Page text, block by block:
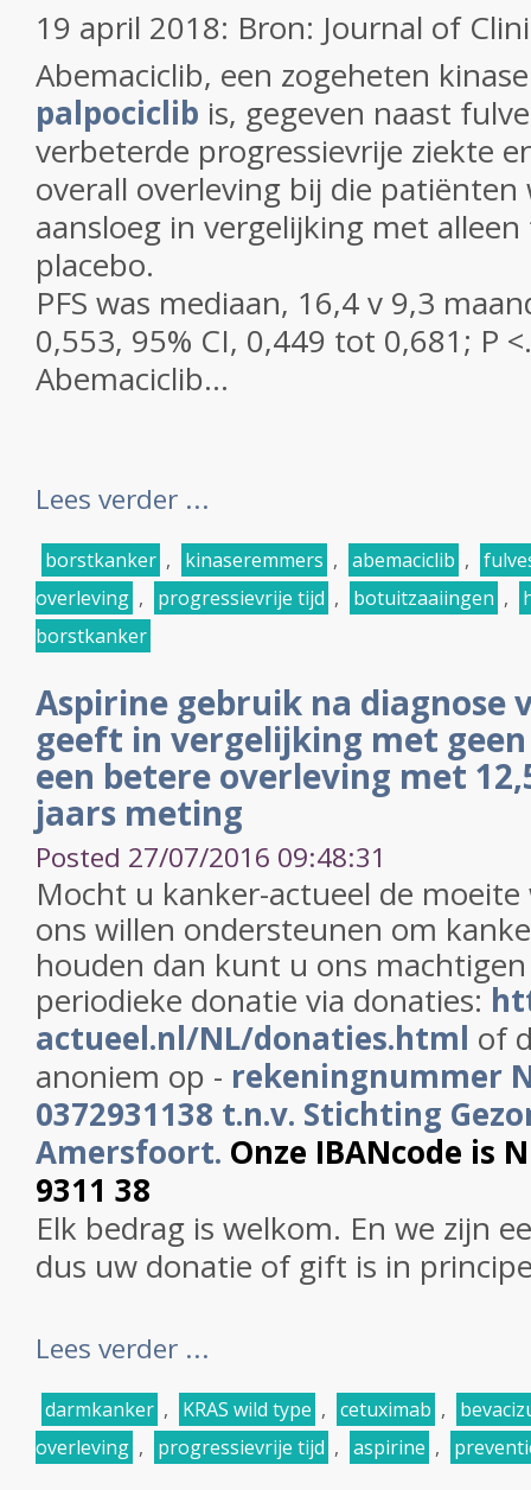
19 april 2018: Bron: Journal of
Abemaciclib, een zogeheten
palpociclib is, gegeven naast
verbeterde progressievrije ziekte
overall overleving bij die patiënten
aansloeg in vergelijking met
placebo.
PFS was mediaan, 16,4 v 9,3
0,553, 95% CI, 0,449 tot 0,681; P
Abemaciclib...
Lees verder ...
borstkanker , kinaseremmers , abemaciclib ,
overleving , progressievrije tijd , botuitzaaiingen ,
borstkanker
Aspirine gebruik na diagnose
geeft in vergelijking met
een betere overleving met
jaars meting
Posted 27/07/2016 09:48:31
Mocht u kanker-actueel de
ons willen ondersteunen om
houden dan kunt u ons
periodieke donatie via donaties:
actueel.nl/NL/donaties.html of
anoniem op - rekeningnummer
0372931138 t.n.v. Stichting
Amersfoort. Onze IBANcode is
9311 38
Elk bedrag is welkom. En we zijn
dus uw donatie of gift is in
Lees verder ...
darmkanker , KRAS wild type , cetuximab ,
overleving , progressievrije tijd , aspirine ,